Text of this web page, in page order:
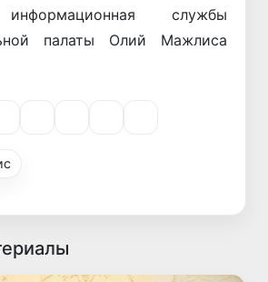
службы
палаты Олий Мажлиса